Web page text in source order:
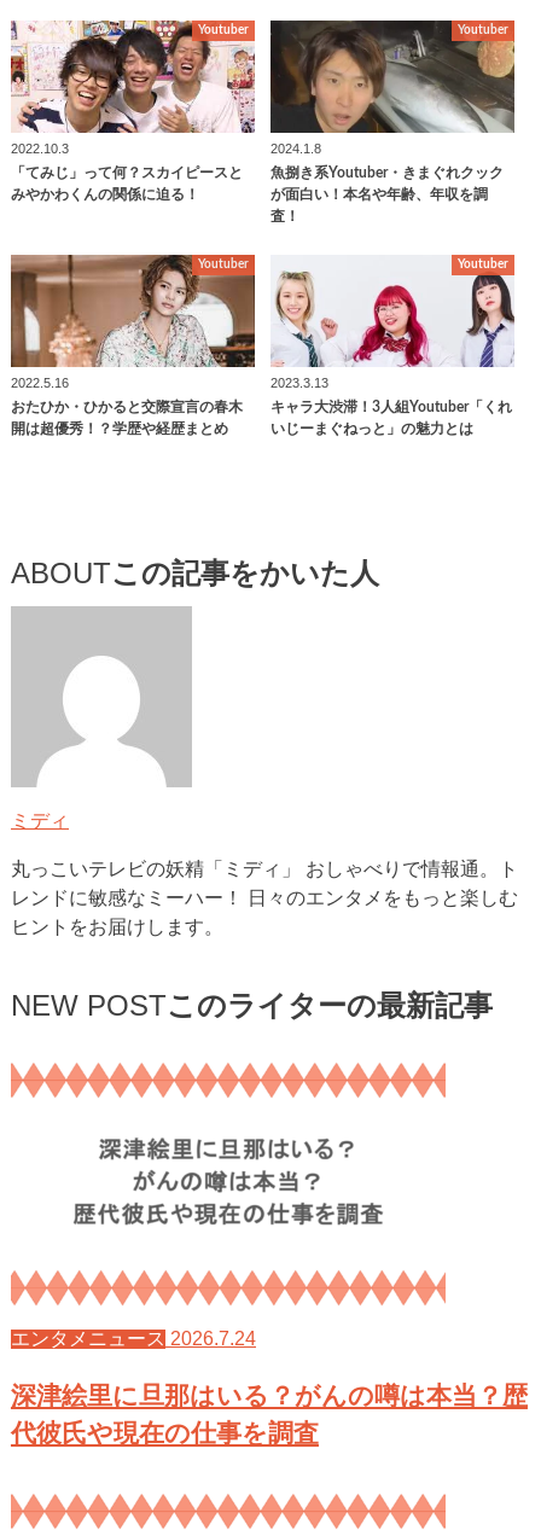
Youtuber
2022.10.3
「てみじ」って何？スカイピースと
みやかわくんの関係に迫る！
Youtuber
2024.1.8
魚捌き系Youtuber・きまぐれクック
が面白い！本名や年齢、年収を調
査！
Youtuber
2022.5.16
おたひか・ひかると交際宣言の春木
開は超優秀！？学歴や経歴まとめ
Youtuber
2023.3.13
キャラ大渋滞！3人組Youtuber「くれ
いじーまぐねっと」の魅力とは
ABOUTこの記事をかいた人
ミディ
丸っこいテレビの妖精「ミディ」 おしゃべりで情報通。ト
レンドに敏感なミーハー！ 日々のエンタメをもっと楽しむ
ヒントをお届けします。
NEW POSTこのライターの最新記事
エンタメニュース 2026.7.24
深津絵里に旦那はいる？がんの噂は本当？歴
代彼氏や現在の仕事を調査